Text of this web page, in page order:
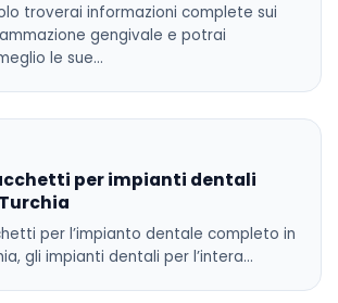
troverai informazioni complete sui
gengivale e potrai
le sue…
per impianti dentali
per l’impianto dentale completo in
gli impianti dentali per l’intera…